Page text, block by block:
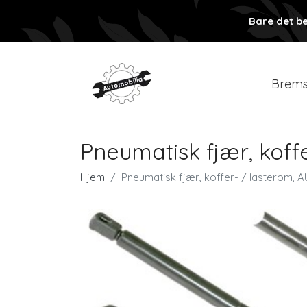
Bare det
Pneumatisk fjær,
Hjem Pneumatisk fjær, koffer- / lasterom,